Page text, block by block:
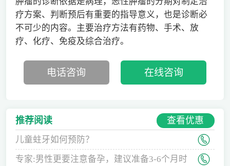
疗方案、判断预后有重要的指导意义，也是诊断必
不可少的内容。主要治疗方法有药物、手术、放
疗、化疗、免疫及综合治疗。
电话咨询 在线咨询
推荐阅读 查看优惠
儿童蛀牙如何预防？
专家:男性更要注意备孕，建议准备3-6个月时